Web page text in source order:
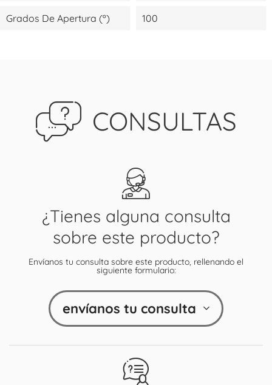
Grados De Apertura (º) 100
CONSULTAS
¿Tienes alguna consulta
sobre este producto?
Envíanos tu consulta sobre este producto, rellenando el
siguiente formulario:
envíanos tu consulta